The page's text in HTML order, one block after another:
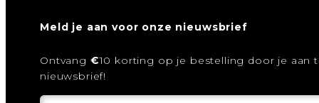
Meld je aan voor onze nieuwsbrief
Ontvang €10 korting op je bestelling door je aan
nieuwsbrief!